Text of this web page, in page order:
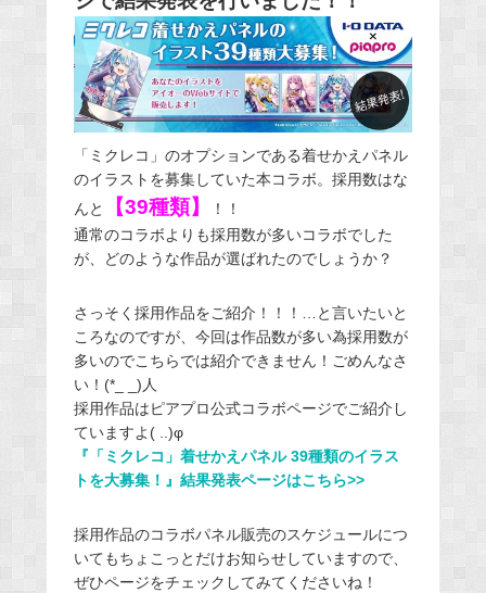
「ミクレコ」のオプションである着せかえパネル
のイラストを募集していた本コラボ。採用数はな
んと
【39種類】
！！
通常のコラボよりも採用数が多いコラボでした
が、どのような作品が選ばれたのでしょうか？
さっそく採用作品をご紹介！！！…と言いたいと
ころなのですが、今回は作品数が多い為採用数が
多いのでこちらでは紹介できません！ごめんなさ
い！(*_ _)人
採用作品はピアプロ公式コラボページでご紹介し
ていますよ( ..)φ
『「ミクレコ」着せかえパネル 39種類のイラス
トを大募集！』結果発表ページはこちら>>
採用作品のコラボパネル販売のスケジュールにつ
いてもちょこっとだけお知らせしていますので、
ぜひページをチェックしてみてくださいね！